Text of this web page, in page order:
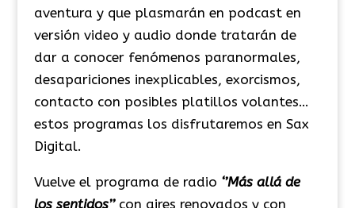
aventura y que plasmarán en podcast en
versión video y audio donde tratarán de
dar a conocer fenómenos paranormales,
desapariciones inexplicables, exorcismos,
contacto con posibles platillos volantes…
estos programas los disfrutaremos en Sax
Digital.
Vuelve el programa de radio ‘’Más allá de
los sentidos’’con aires renovados y con